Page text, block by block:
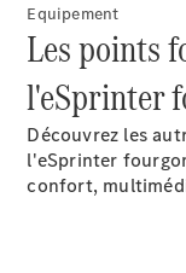
Voitures
particulières
Configurateur
Mercedes-Benz
Store
Equipement
Les points
l'eSprinter
Découvrez les
l'eSprinter
confort,